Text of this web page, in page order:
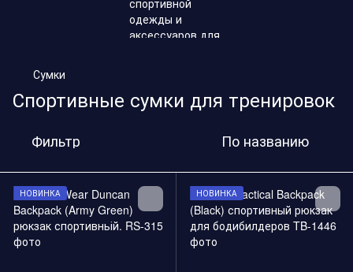
Сумки
Спортивные сумки для тренировок
Фильтр По названию
НОВИНКА НОВИНКА